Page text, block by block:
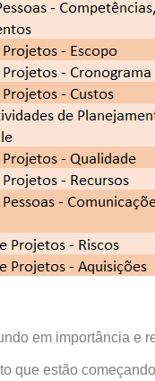
em importância e
que estão